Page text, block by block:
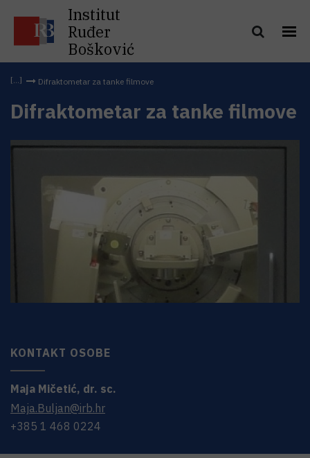
Institut
Ruđer
Bošković
Difraktometar za tanke filmove
Difraktometar za tanke filmove
KONTAKT OSOBE
Maja Mičetić, dr. sc.
Maja.Buljan@irb.hr
+385 1 468 0224